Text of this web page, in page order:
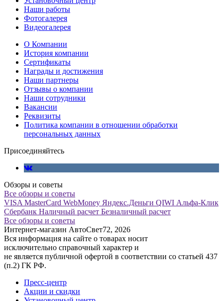
Наши работы
Фотогалерея
Видеогалерея
О Компании
История компании
Сертификаты
Награды и достижения
Наши партнеры
Отзывы о компании
Наши сотрудники
Вакансии
Реквизиты
Политика компании в отношении обработки
персональных данных
Присоединяйтесь
Обзоры и советы
Все обзоры и советы
VISA MasterCard WebMoney Яндекс.Деньги QIWI Альфа-Клик
Сбербанк Наличный расчет Безналичный расчет
Все обзоры и советы
Интернет-магазин АвтоСвет72, 2026
Вся информация на сайте о товарах носит
исключительно справочный характер и
не является публичной офертой в соответствии со статьей 437
(п.2) ГК РФ.
Пресс-центр
Акции и скидки